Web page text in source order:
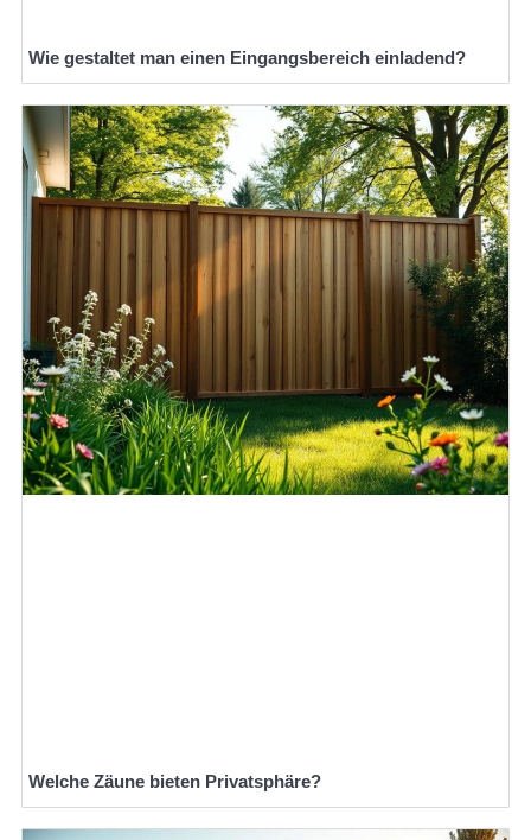
Wie gestaltet man einen Eingangsbereich einladend?
Welche Zäune bieten Privatsphäre?